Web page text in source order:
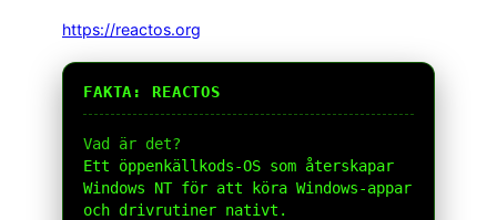
https://reactos.org
FAKTA: REACTOS
Vad är det?
Ett öppenkällkods-OS som återskapar
Windows NT för att köra Windows-appar
och drivrutiner nativt.